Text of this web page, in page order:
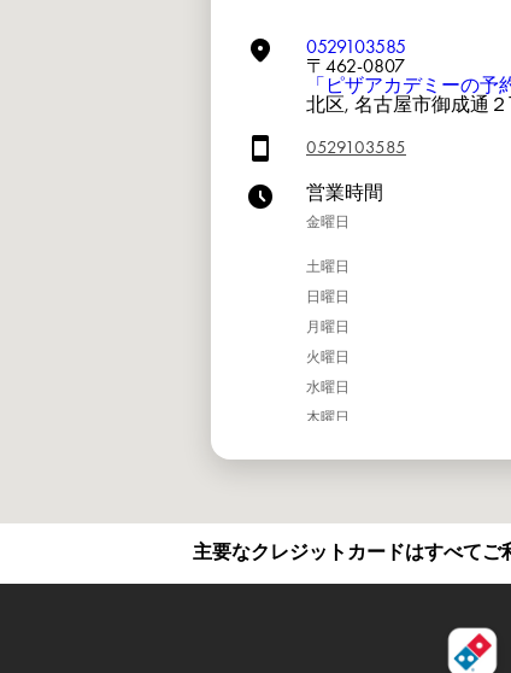
0529103585
〒462-0807
「ピザアカデミーの予
北区, 名古屋市御成通
0529103585
営業時間
金曜日
土曜日
日曜日
月曜日
火曜日
水曜日
木曜日
主要なクレジットカードはすべてご